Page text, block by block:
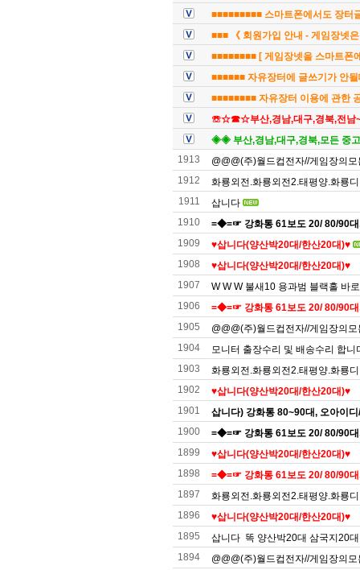
■■■■■■■■■ 스마트폰에서도 장터
■■■ 《 회원가입 안내 - 게임장넷
■■■■■■■■ [ 게임장넷을 스마트폰
■■■■■■ 자유장터에 글쓰기가 안
■■■■■■■■ 자유장터 이용에 관한
☏☆☎☆부산,경남,대구,경북,전
◈◈ 부산,경남,대구,경북,모든 중
1913
@@@(주)월드컵전자//게임장의
1912
화룡외전.화룡외전2.태평양.화룡
1911
삽니다
1910
=◆=☞ 강화통 61보도 20/ 80/90
1909
♥️삽니다(양산박20대/한산20대)♥️
1908
♥️삽니다(양산박20대/한산20대)♥️
1907
W W W 불새10 용과범 블랙홀 바
1906
=◆=☞ 강화통 61보도 20/ 80/90
1905
@@@(주)월드컵전자//게임장의
1904
모니터 출장수리 및 배송수리 합니
1903
화룡외전.화룡외전2.태평양.화룡
1902
♥️삽니다(양산박20대/한산20대)♥️
1901
삽니다) 강화통 80~90대, 오아이
1900
=◆=☞ 강화통 61보도 20/ 80/90
1899
♥️삽니다(양산박20대/한산20대)♥️
1898
=◆=☞ 강화통 61보도 20/ 80/90
1897
화룡외전.화룡외전2.태평양.화룡
1896
♥️삽니다(양산박20대/한산20대)♥️
1895
삽니다 똑 양산박20대 삼국지20
1894
@@@(주)월드컵전자//게임장의